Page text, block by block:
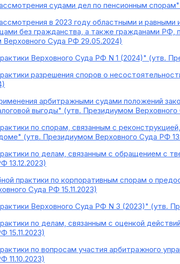
судами дел по пенсионным
в 2023 году областными и
без гражданства, а также гражданами
Суда РФ 29.05.2024)
Верховного Суда РФ N 1 (2024)" (утв.
разрешения споров о
арбитражными судами положений
выгоды" (утв. Президиумом Верховного
по спорам, связанным с
(утв. Президиумом Верховного Суда РФ
по делам, связанным с обращением с
13.12.2023)
практики по корпоративным спорам о
Суда РФ 15.11.2023)
Верховного Суда РФ N 3 (2023)" (утв.
по делам, связанным с оценкой
15.11.2023)
по вопросам участия арбитражного
11.10.2023)